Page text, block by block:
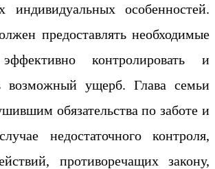
индивидуальных особенностей.
предоставлять необходимые
контролировать и
возможный ущерб. Глава семьи
обязательства по заботе и
недостаточного контроля,
противоречащих закону,